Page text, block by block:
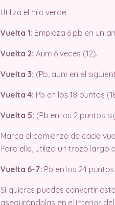
Utiliza el hilo verde.
Vuelta 1: Empieza 6 pb en un
Vuelta 2: Aum 6 veces (12).
Vuelta 3: (Pb, aum en el
Vuelta 4: Pb en los 18 puntos
Vuelta 5: (Pb en los 2 puntos
Marca el comienzo de cada
Para ello, utiliza un trozo largo
Vuelta 6-7: Pb en los 24 puntos
Si quieres puedes convertir
asegurándolas en el interior